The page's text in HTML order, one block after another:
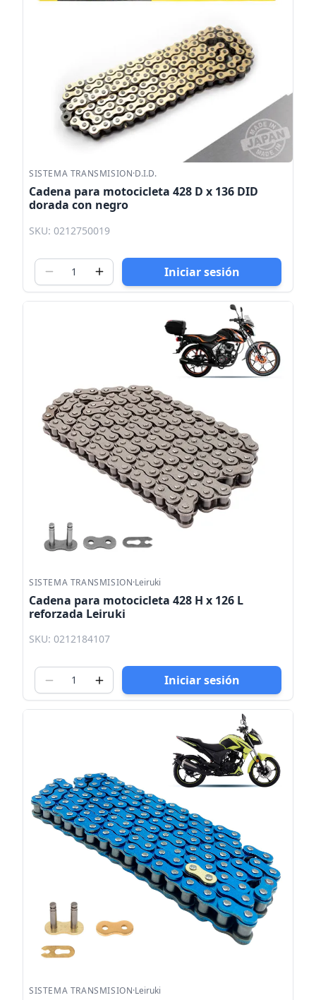
SISTEMA TRANSMISION·D.I.D.
Cadena para motocicleta 428 D x 136 DID
dorada con negro
SKU: 0212750019
Iniciar sesión
SISTEMA TRANSMISION·Leiruki
Cadena para motocicleta 428 H x 126 L
reforzada Leiruki
SKU: 0212184107
Iniciar sesión
SISTEMA TRANSMISION·Leiruki